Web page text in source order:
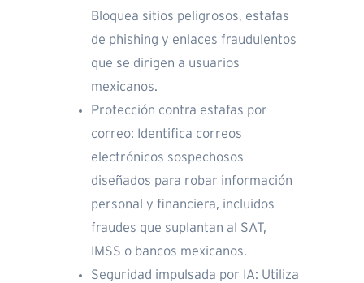
Bloquea sitios peligrosos, estafas
de phishing y enlaces fraudulentos
que se dirigen a usuarios
mexicanos.
Protección contra estafas por
correo: Identifica correos
electrónicos sospechosos
diseñados para robar información
personal y financiera, incluidos
fraudes que suplantan al SAT,
IMSS o bancos mexicanos.
Seguridad impulsada por IA: Utiliza